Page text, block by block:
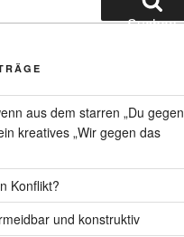
Suchen
aus dem starren „Du gegen
kreatives „Wir gegen das
Konflikt?
und konstruktiv